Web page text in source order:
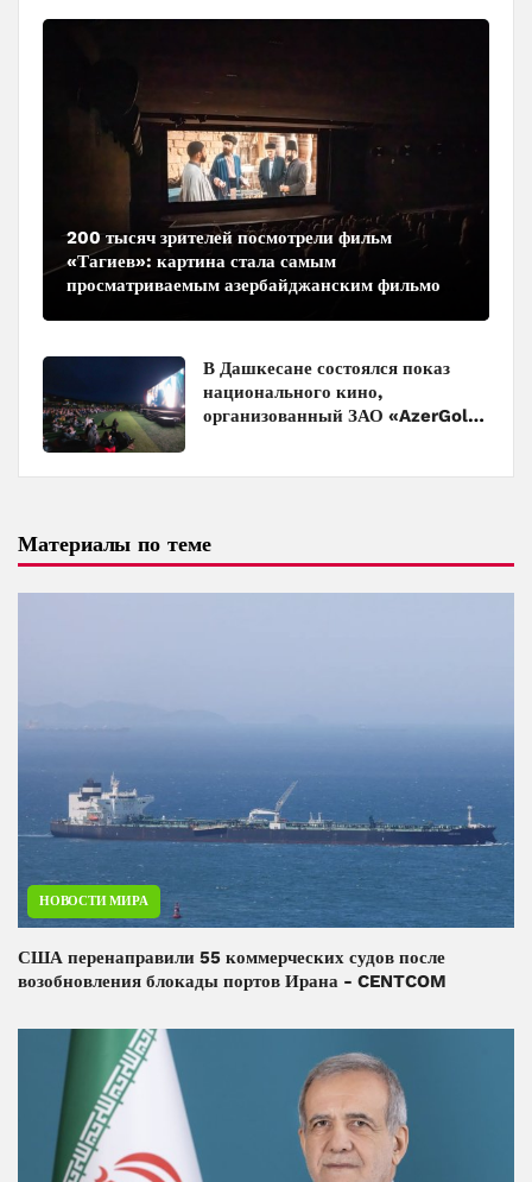
200 тысяч зрителей посмотрели фильм
«Тагиев»: картина стала самым
просматриваемым азербайджанским фильмом
В Дашкесане состоялся показ
национального кино,
организованный ЗАО «AzerGold»
Материалы по теме
НОВОСТИ МИРА
США перенаправили 55 коммерческих судов после
возобновления блокады портов Ирана - CENTCOM